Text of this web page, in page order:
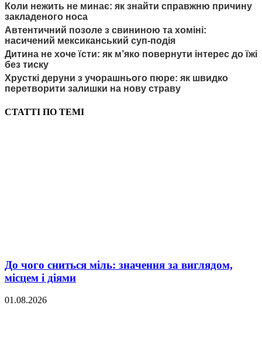
Коли нежить не минає: як знайти справжню причину
закладеного носа
Автентичний позоле з свининою та хоміні:
насичений мексиканський суп-подія
Дитина не хоче їсти: як м’яко повернути інтерес до їжі
без тиску
Хрусткі деруни з учорашнього пюре: як швидко
перетворити залишки на нову страву
СТАТТІ ПО ТЕМІ
До чого сниться міль: значення за виглядом,
місцем і діями
01.08.2026